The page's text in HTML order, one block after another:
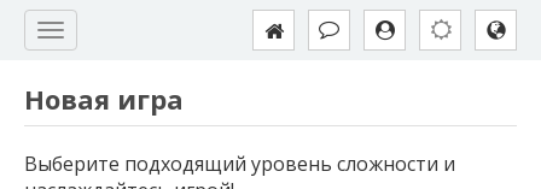
Новая игра
Выберите подходящий уровень сложности и